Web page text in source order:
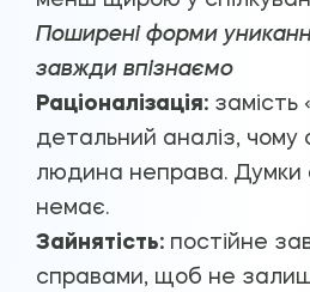
Поширені форми
завжди впізнаємо
Раціоналізація: замість
детальний аналіз, чому
людина неправа. Думки
немає.
Зайнятість: постійне
справами, щоб не